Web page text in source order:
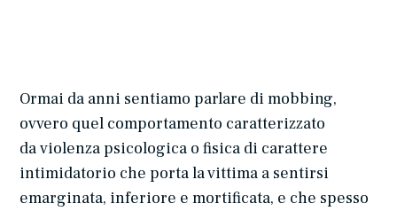
Ormai da anni sentiamo parlare di mobbing,
ovvero quel comportamento caratterizzato
da violenza psicologica o fisica di carattere
intimidatorio che porta la vittima a sentirsi
emarginata, inferiore e mortificata, e che spesso